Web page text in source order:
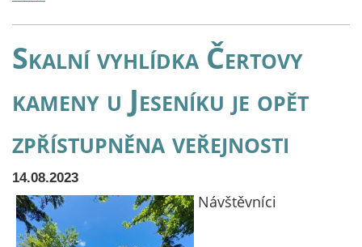
Skalní vyhlídka Čertovy
kameny u Jeseníku je opět
zpřístupněna veřejnosti
14.08.2023
Návštěvníci